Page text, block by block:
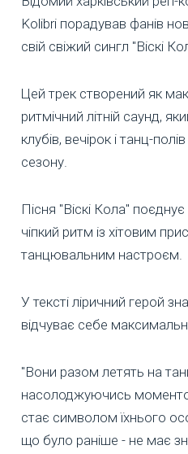
Kolibri порадував фанів
свій свіжий сингл "Віскі
Цей трек створений як
ритмічний літній саунд,
клубів, вечірок і танц-
сезону.
Пісня "Віскі Кола"
чіпкий ритм із хітовим
танцювальним настроєм.
У тексті ліричний герой
відчуває себе
"Вони разом летять на
насолоджуючись
стає символом їхнього
що було раніше - не має